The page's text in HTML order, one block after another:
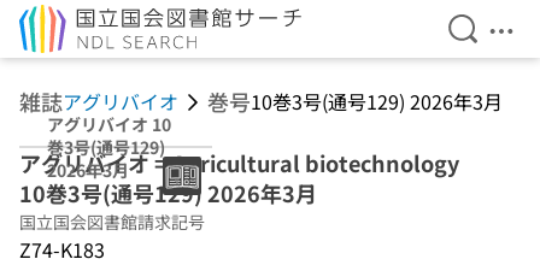
検索を
メ
雑誌アグリバイオ 巻号10巻3号(通号129) 2026年3月
アグリバイオ 10
巻3号(通号129)
2026年3月
アグリバイオ = Agricultural biotechnology
10巻3号(通号129) 2026年3月
国立国会図書館請求記号
Z74-K183